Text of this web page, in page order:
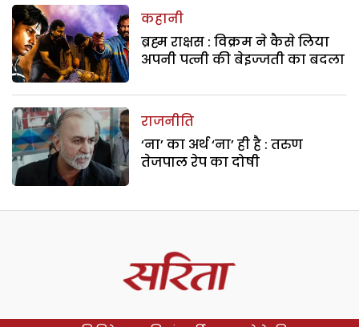
कहानी
ब्रह्म राक्षस : विक्रम ने कैसे लिया
अपनी पत्नी की बेइज्जती का बदला
राजनीति
‘ना’ का अर्थ ‘ना’ ही है : तरुण
तेजपाल रेप का दोषी